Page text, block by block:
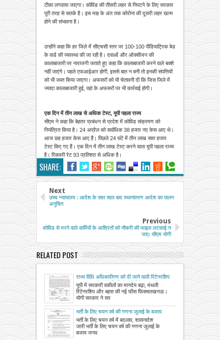
टीका लगवाया जाएगा। कोविड की तीसरी लहर से निपटने के लिए सरकार
पूरी तरह से सतर्क है। इस माह के अंत तक कोरोना की दूसरी लहर खत्म
होने की संभावना है।
उन्होंने कहा कि हर जिले में सीएचसी स्तर पर 100-100 पीडियाट्रिक बेड
के वार्ड की व्यवस्था की जा रही है। दवाओं और ऑक्सीजन की
कालाबाजारी पर नाराजगी जताते हुए कहा कि कालाबाजारी करने वाले बक्शे
नहीं जाएंगे। पहले एफआईआर होगी, इससे बात न बनी तो इनकी संपत्तियों
को भी जब्त किया जाएगा। अफसरों को भी चेतावनी दी कि जिस जिले में
ज्यादा कालाबाजारी हुई, वहां के अफसरों पर भी कार्रवाई होगी।
एक दिन में तीन लाख से अधिक टेस्ट, यूपी पहला राज्य
सीएम ने कहा कि बेहतर प्रबंधन से प्रदेश में कोविड संक्रमण को
नियंत्रित किया है। 24 अप्रैल को सर्वाधिक 38 हजार नए केस आए थे।
आज छह हजार केस आए हैं। पिछले 24 घंटे में तीन लाख सात हजार
टेस्ट किए गए हैं। एक दिन में तीन लाख टेस्ट करने वाला यूपी पहला राज्य
है। रिकवरी रेट 93 प्रतिशत से अधिक है।
SHARE:
Next
उच्च न्यायालय : आदेश के सात साल बाद स्थानांतरण आदेश का पालन
अनुचित
Previous
कोविड से मरने वाले कर्मियों के आश्रितों को नौकरी की फाइल लटकाई न
जाए: सीएम योगी
RELATED POST
राज्य विधि अधिकारीगण को दी जाने वाली रिटेनरशिप
तथा बहस फीस में वृद्धि किये जाने के सम्बन्ध में
यूपी में सरकारी वकीलों का मानदेय बढ़ा, मंथली
रिटेनरशिप और बहस की नई फीस फिक्सलखनऊ।
योगी सरकार ने सर
भर्ती के लिए चयन वर्ष की गणना जुलाई के बजाय
जनवरी से
भर्ती के लिए चयन वर्ष में बदलाव, शासनादेश
जारी भर्ती के लिए चयन वर्ष की गणना जुलाई के
बजाय जनव